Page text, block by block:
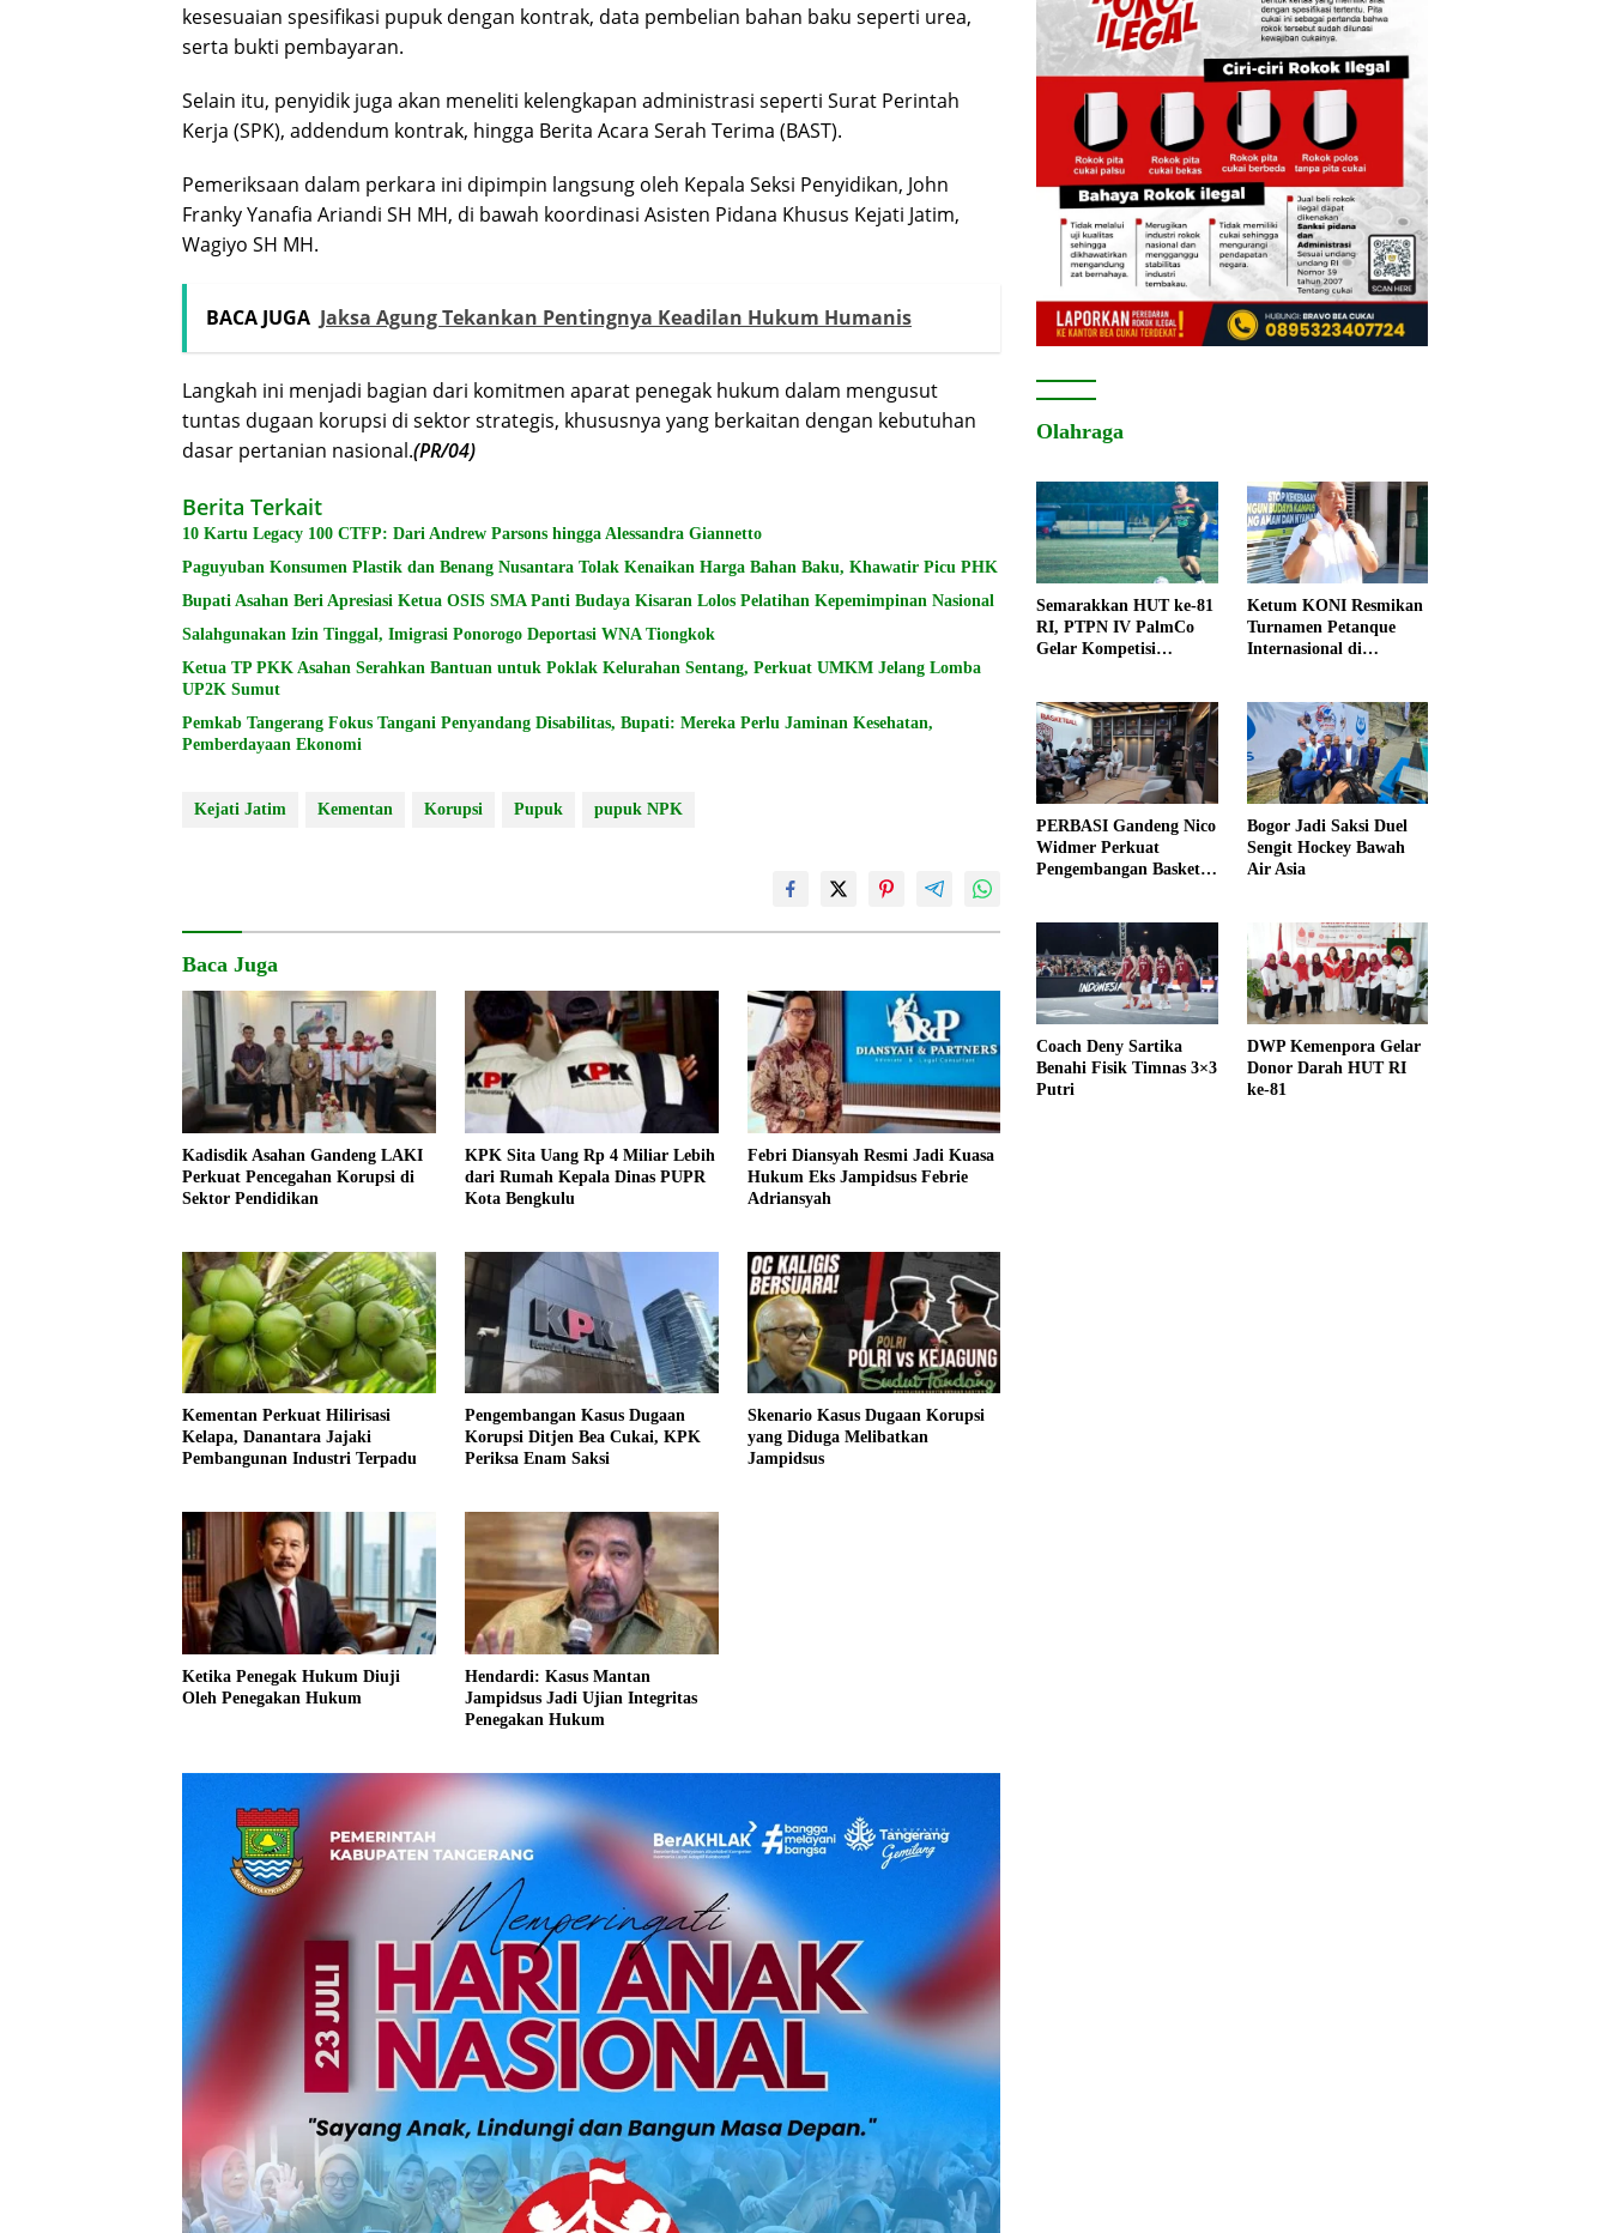
kesesuaian spesifikasi pupuk dengan kontrak, data pembelian bahan baku seperti urea,
serta bukti pembayaran.
Selain itu, penyidik juga akan meneliti kelengkapan administrasi seperti Surat Perintah
Kerja (SPK), addendum kontrak, hingga Berita Acara Serah Terima (BAST).
Pemeriksaan dalam perkara ini dipimpin langsung oleh Kepala Seksi Penyidikan, John
Franky Yanafia Ariandi SH MH, di bawah koordinasi Asisten Pidana Khusus Kejati Jatim,
Wagiyo SH MH.
BACA JUGA Jaksa Agung Tekankan Pentingnya Keadilan Hukum Humanis
Langkah ini menjadi bagian dari komitmen aparat penegak hukum dalam mengusut
tuntas dugaan korupsi di sektor strategis, khususnya yang berkaitan dengan kebutuhan
dasar pertanian nasional.(PR/04)
Berita Terkait
10 Kartu Legacy 100 CTFP: Dari Andrew Parsons hingga Alessandra Giannetto
Paguyuban Konsumen Plastik dan Benang Nusantara Tolak Kenaikan Harga Bahan Baku, Khawatir Picu PHK
Bupati Asahan Beri Apresiasi Ketua OSIS SMA Panti Budaya Kisaran Lolos Pelatihan Kepemimpinan Nasional
Salahgunakan Izin Tinggal, Imigrasi Ponorogo Deportasi WNA Tiongkok
Ketua TP PKK Asahan Serahkan Bantuan untuk Poklak Kelurahan Sentang, Perkuat UMKM Jelang Lomba
UP2K Sumut
Pemkab Tangerang Fokus Tangani Penyandang Disabilitas, Bupati: Mereka Perlu Jaminan Kesehatan,
Pemberdayaan Ekonomi
Kejati Jatim Kementan Korupsi Pupuk pupuk NPK
Baca Juga
Kadisdik Asahan Gandeng LAKI
Perkuat Pencegahan Korupsi di
Sektor Pendidikan
KPK Sita Uang Rp 4 Miliar Lebih
dari Rumah Kepala Dinas PUPR
Kota Bengkulu
Febri Diansyah Resmi Jadi Kuasa
Hukum Eks Jampidsus Febrie
Adriansyah
Kementan Perkuat Hilirisasi
Kelapa, Danantara Jajaki
Pembangunan Industri Terpadu
Pengembangan Kasus Dugaan
Korupsi Ditjen Bea Cukai, KPK
Periksa Enam Saksi
Skenario Kasus Dugaan Korupsi
yang Diduga Melibatkan
Jampidsus
Ketika Penegak Hukum Diuji
Oleh Penegakan Hukum
Hendardi: Kasus Mantan
Jampidsus Jadi Ujian Integritas
Penegakan Hukum
Olahraga
Semarakkan HUT ke-81
RI, PTPN IV PalmCo
Gelar Kompetisi
Ketum KONI Resmikan
Turnamen Petanque
Internasional di
PERBASI Gandeng Nico
Widmer Perkuat
Pengembangan Basket
Bogor Jadi Saksi Duel
Sengit Hockey Bawah
Air Asia
Coach Deny Sartika
Benahi Fisik Timnas 3×3
Putri
DWP Kemenpora Gelar
Donor Darah HUT RI
ke-81